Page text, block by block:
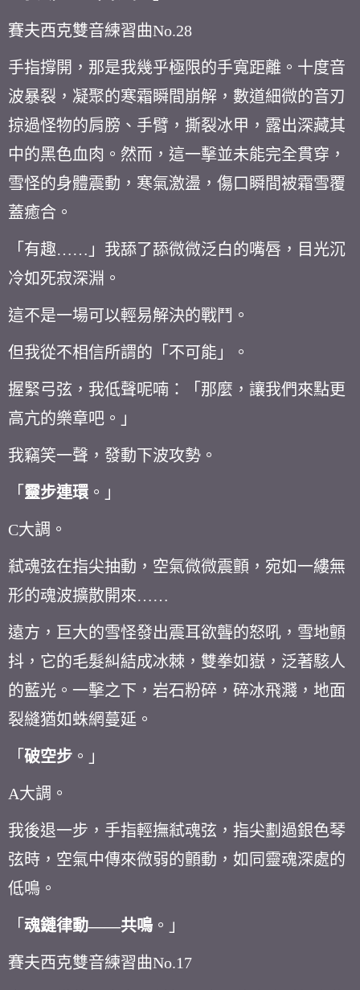
賽夫西克雙音練習曲No.28
手指撐開，那是我幾乎極限的手寬距離。十度音
波暴裂，凝聚的寒霜瞬間崩解，數道細微的音刃
掠過怪物的肩膀、手臂，撕裂冰甲，露出深藏其
中的黑色血肉。然而，這一擊並未能完全貫穿，
雪怪的身體震動，寒氣激盪，傷口瞬間被霜雪覆
蓋癒合。
「有趣…… 」我舔了舔微微泛白的嘴唇，目光沉
冷如死寂深淵。
這不是一場可以輕易解決的戰鬥。
但我從不相信所謂的「不可能」。
握緊弓弦，我低聲呢喃：「那麼，讓我們來點更
高亢的樂章吧。」
我竊笑一聲，發動下波攻勢。
「 靈步連環 。」
C大調。
弒魂弦在指尖抽動，空氣微微震顫，宛如一縷無
形的魂波擴散開來……
遠方，巨大的雪怪發出震耳欲聾的怒吼，雪地顫
抖，它的毛髮糾結成冰棘，雙拳如嶽，泛著駭人
的藍光。一擊之下，岩石粉碎，碎冰飛濺，地面
裂縫猶如蛛網蔓延。
「 破空步 。」
A大調。
我後退一步，手指輕撫弒魂弦，指尖劃過銀色琴
弦時，空氣中傳來微弱的顫動，如同靈魂深處的
低鳴。
「 魂鏈律動——共鳴 。」
賽夫西克雙音練習曲No.17